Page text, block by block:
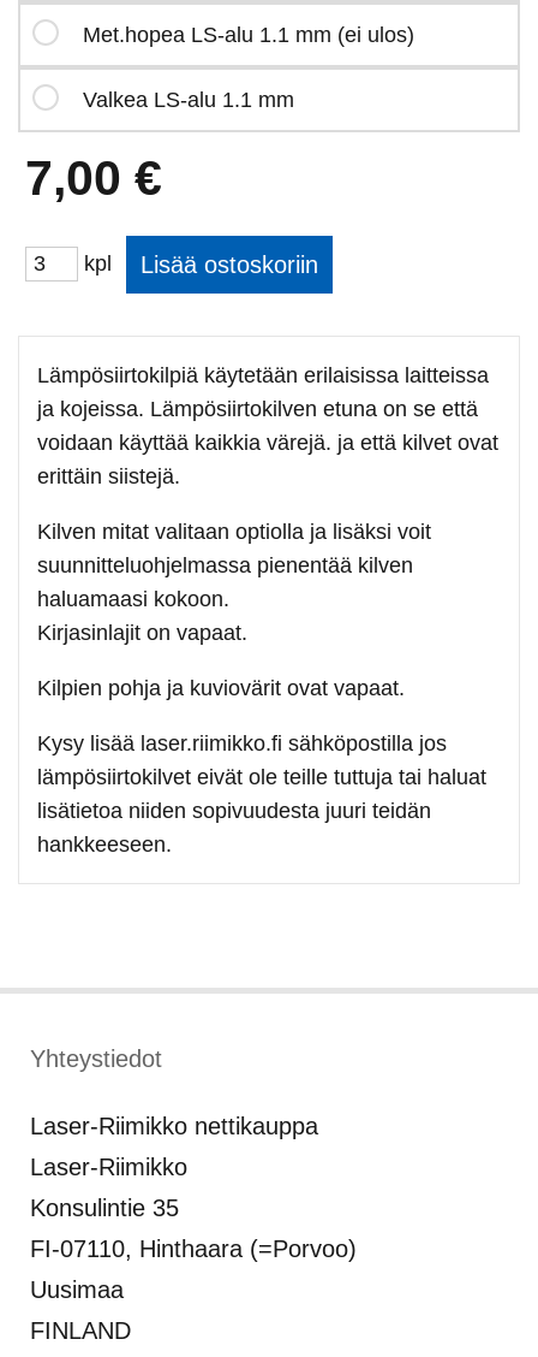
Met.hopea LS-alu 1.1 mm (ei ulos)
Valkea LS-alu 1.1 mm
7,00 €
kpl
Lämpösiirtokilpiä käytetään erilaisissa laitteissa
ja kojeissa. Lämpösiirtokilven etuna on se että
voidaan käyttää kaikkia värejä. ja että kilvet ovat
erittäin siistejä.
Kilven mitat valitaan optiolla ja lisäksi voit
suunnitteluohjelmassa pienentää kilven
haluamaasi kokoon.
Kirjasinlajit on vapaat.
Kilpien pohja ja kuviovärit ovat vapaat.
Kysy lisää laser.riimikko.fi sähköpostilla jos
lämpösiirtokilvet eivät ole teille tuttuja tai haluat
lisätietoa niiden sopivuudesta juuri teidän
hankkeeseen.
Yhteystiedot
Laser-Riimikko nettikauppa
Laser-Riimikko
Konsulintie 35
FI-07110, Hinthaara (=Porvoo)
Uusimaa
FINLAND